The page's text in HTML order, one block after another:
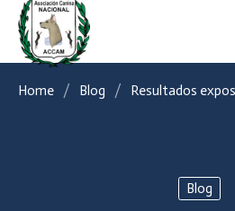
Home Blog Resultados
Blog